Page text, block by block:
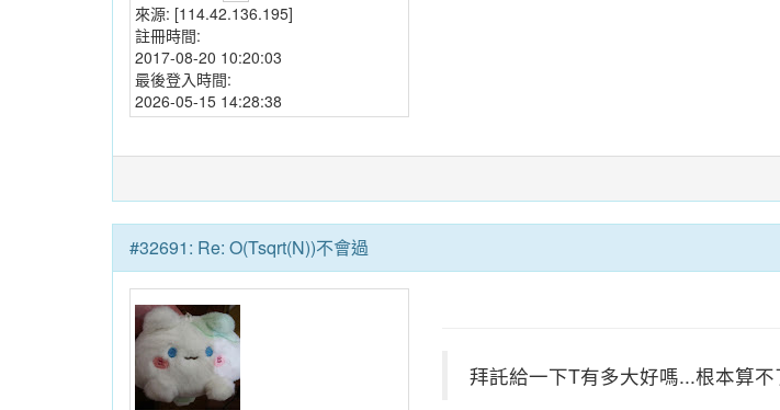
來源: [114.42.136.195]
註冊時間:
2017-08-20 10:20:03
最後登入時間:
2026-05-15 14:28:38
#32691: Re: O(Tsqrt(N))不會過
拜託給一下T有多大好嗎...根本算